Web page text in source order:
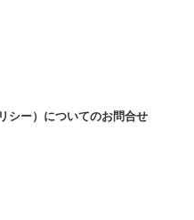
シー）についてのお問合せ